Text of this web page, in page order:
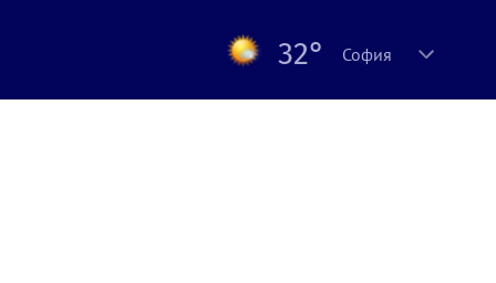
32° София